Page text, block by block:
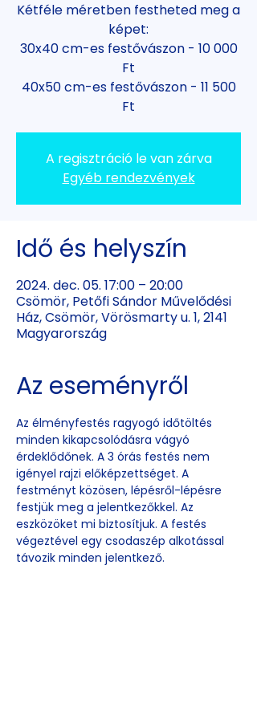
Kétféle méretben festheted meg a
képet:
30x40 cm-es festővászon - 10 000
Ft
40x50 cm-es festővászon - 11 500
Ft
A regisztráció le van zárva
Egyéb rendezvények
Idő és helyszín
2024. dec. 05. 17:00 – 20:00
Csömör, Petőfi Sándor Művelődési
Ház, Csömör, Vörösmarty u. 1, 2141
Magyarország
Az eseményről
Az élményfestés ragyogó időtöltés
minden kikapcsolódásra vágyó
érdeklődőnek. A 3 órás festés nem
igényel rajzi előképzettséget. A
festményt közösen, lépésről-lépésre
festjük meg a jelentkezőkkel. Az
eszközöket mi biztosítjuk. A festés
végeztével egy csodaszép alkotással
távozik minden jelentkező.